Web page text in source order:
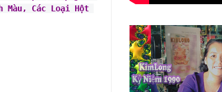
Màu, Các Loại Hột